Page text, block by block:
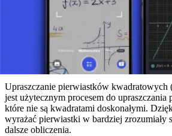
Weźmy Pierwiastek(72) jako przykład.
największy kwadrat doskonały, który dzieli
36 = 6^2 i 72 = 36 * 2. Dlatego
Pierwiastek(36 * 2). To upraszcza się do 6
Podsumowanie
Upraszczanie pierwiastków kwadratowych
jest użytecznym procesem do
które nie są kwadratami doskonałymi.
wyrażać pierwiastki w bardziej zrozumiały
dalsze obliczenia.